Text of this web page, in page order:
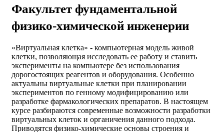
Факультет фундаментальной
физико-химической инженерии
«Виртуальная клетка» - компьютерная модель живой
клетки, позволяющая исследовать ее работу и ставить
эксперименты на компьютере без использования
дорогостоящих реагентов и оборудования. Особенно
актуальны виртуальные клетки при планировании
экспериментов по генному модифицированию или
разработке фармакологических препаратов. В настоящем
курсе разбираются современные возможности разработки
виртуальных клеток и органичения данного подхода.
Приводятся физико-химические основы строения и